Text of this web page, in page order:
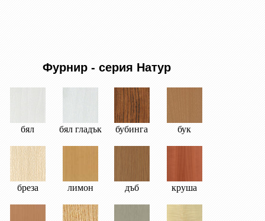
Фурнир - серия Натур
бял бял гладък бубинга бук
бреза лимон дъб круша